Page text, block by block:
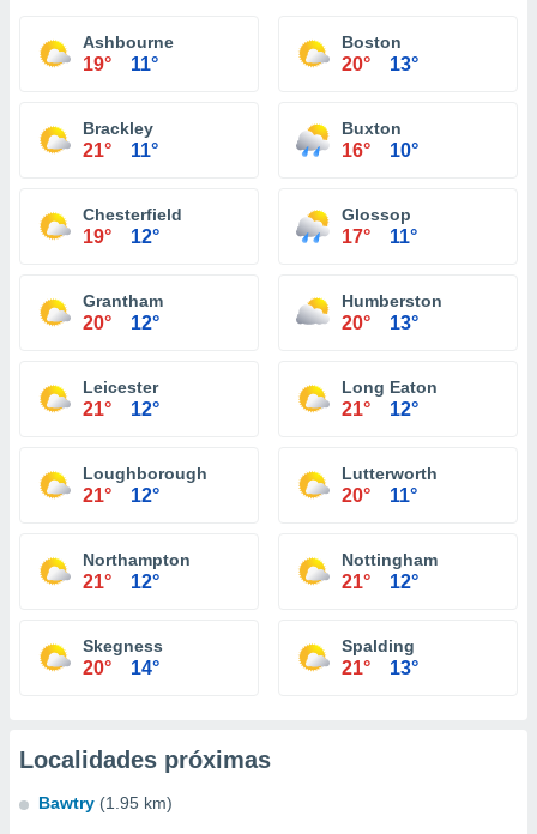
Ashbourne
19° 11°
Boston
20° 13°
Brackley
21° 11°
Buxton
16° 10°
Chesterfield
19° 12°
Glossop
17° 11°
Grantham
20° 12°
Humberston
20° 13°
Leicester
21° 12°
Long Eaton
21° 12°
Loughborough
21° 12°
Lutterworth
20° 11°
Northampton
21° 12°
Nottingham
21° 12°
Skegness
20° 14°
Spalding
21° 13°
Localidades próximas
Bawtry (1.95 km)